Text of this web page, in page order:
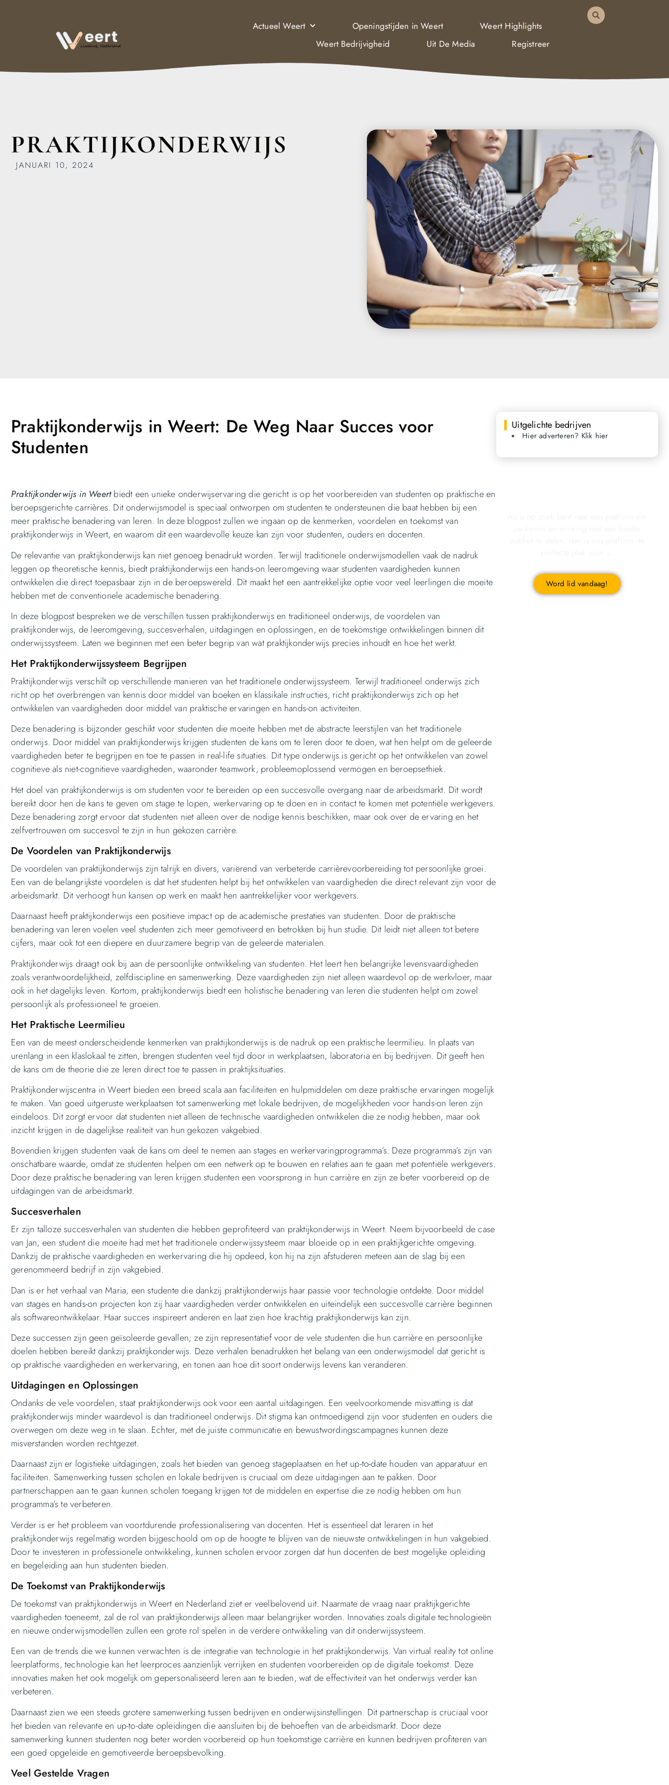
Actueel Weert Openingstijden in Weert
Weert Highlights
Weert Bedrijvigheid
Uit De Media Registreer
PRAKTIJKONDERWIJS
JANUARI 10, 2024
Praktijkonderwijs in Weert: De Weg Naar Succes voor
Studenten
Praktijkonderwijs in Weertbiedt een unieke onderwijservaring die gericht is op het voorbereiden van studenten op praktische en
beroepsgerichte carrières. Dit onderwijsmodel is speciaal ontworpen om studenten te ondersteunen die baat hebben bij een
meer praktische benadering van leren. In deze blogpost zullen we ingaan op de kenmerken, voordelen en toekomst van
praktijkonderwijs in Weert, en waarom dit een waardevolle keuze kan zijn voor studenten, ouders en docenten.
De relevantie van praktijkonderwijs kan niet genoeg benadrukt worden. Terwijl traditionele onderwijsmodellen vaak de nadruk
leggen op theoretische kennis, biedt praktijkonderwijs een hands-on leeromgeving waar studenten vaardigheden kunnen
ontwikkelen die direct toepasbaar zijn in de beroepswereld. Dit maakt het een aantrekkelijke optie voor veel leerlingen die moeite
hebben met de conventionele academische benadering.
In deze blogpost bespreken we de verschillen tussen praktijkonderwijs en traditioneel onderwijs, de voordelen van
praktijkonderwijs, de leeromgeving, succesverhalen, uitdagingen en oplossingen, en de toekomstige ontwikkelingen binnen dit
onderwijssysteem. Laten we beginnen met een beter begrip van wat praktijkonderwijs precies inhoudt en hoe het werkt.
Het Praktijkonderwijssysteem Begrijpen
Praktijkonderwijs verschilt op verschillende manieren van het traditionele onderwijssysteem. Terwijl traditioneel onderwijs zich
richt op het overbrengen van kennis door middel van boeken en klassikale instructies, richt praktijkonderwijs zich op het
ontwikkelen van vaardigheden door middel van praktische ervaringen en hands-on activiteiten.
Deze benadering is bijzonder geschikt voor studenten die moeite hebben met de abstracte leerstijlen van het traditionele
onderwijs. Door middel van praktijkonderwijs krijgen studenten de kans om te leren door te doen, wat hen helpt om de geleerde
vaardigheden beter te begrijpen en toe te passen in real-life situaties. Dit type onderwijs is gericht op het ontwikkelen van zowel
cognitieve als niet-cognitieve vaardigheden, waaronder teamwork, probleemoplossend vermogen en beroepsethiek.
Het doel van praktijkonderwijs is om studenten voor te bereiden op een succesvolle overgang naar de arbeidsmarkt. Dit wordt
bereikt door hen de kans te geven om stage te lopen, werkervaring op te doen en in contact te komen met potentiële werkgevers.
Deze benadering zorgt ervoor dat studenten niet alleen over de nodige kennis beschikken, maar ook over de ervaring en het
zelfvertrouwen om succesvol te zijn in hun gekozen carrière.
De Voordelen van Praktijkonderwijs
De voordelen van praktijkonderwijs zijn talrijk en divers, variërend van verbeterde carrièrevoorbereiding tot persoonlijke groei.
Een van de belangrijkste voordelen is dat het studenten helpt bij het ontwikkelen van vaardigheden die direct relevant zijn voor de
arbeidsmarkt. Dit verhoogt hun kansen op werk en maakt hen aantrekkelijker voor werkgevers.
Daarnaast heeft praktijkonderwijs een positieve impact op de academische prestaties van studenten. Door de praktische
benadering van leren voelen veel studenten zich meer gemotiveerd en betrokken bij hun studie. Dit leidt niet alleen tot betere
cijfers, maar ook tot een diepere en duurzamere begrip van de geleerde materialen.
Praktijkonderwijs draagt ook bij aan de persoonlijke ontwikkeling van studenten. Het leert hen belangrijke levensvaardigheden
zoals verantwoordelijkheid, zelfdiscipline en samenwerking. Deze vaardigheden zijn niet alleen waardevol op de werkvloer, maar
ook in het dagelijks leven. Kortom, praktijkonderwijs biedt een holistische benadering van leren die studenten helpt om zowel
persoonlijk als professioneel te groeien.
Het Praktische Leermilieu
Een van de meest onderscheidende kenmerken van praktijkonderwijs is de nadruk op een praktische leermilieu. In plaats van
urenlang in een klaslokaal te zitten, brengen studenten veel tijd door in werkplaatsen, laboratoria en bij bedrijven. Dit geeft hen
de kans om de theorie die ze leren direct toe te passen in praktijksituaties.
Praktijkonderwijscentra in Weert bieden een breed scala aan faciliteiten en hulpmiddelen om deze praktische ervaringen mogelijk
te maken. Van goed uitgeruste werkplaatsen tot samenwerking met lokale bedrijven, de mogelijkheden voor hands-on leren zijn
eindeloos. Dit zorgt ervoor dat studenten niet alleen de technische vaardigheden ontwikkelen die ze nodig hebben, maar ook
inzicht krijgen in de dagelijkse realiteit van hun gekozen vakgebied.
Bovendien krijgen studenten vaak de kans om deel te nemen aan stages en werkervaringprogramma’s. Deze programma’s zijn van
onschatbare waarde, omdat ze studenten helpen om een netwerk op te bouwen en relaties aan te gaan met potentiële werkgevers.
Door deze praktische benadering van leren krijgen studenten een voorsprong in hun carrière en zijn ze beter voorbereid op de
uitdagingen van de arbeidsmarkt.
Succesverhalen
Er zijn talloze succesverhalen van studenten die hebben geprofiteerd van praktijkonderwijs in Weert. Neem bijvoorbeeld de case
van Jan, een student die moeite had met het traditionele onderwijssysteem maar bloeide op in een praktijkgerichte omgeving.
Dankzij de praktische vaardigheden en werkervaring die hij opdeed, kon hij na zijn afstuderen meteen aan de slag bij een
gerenommeerd bedrijf in zijn vakgebied.
Dan is er het verhaal van Maria, een studente die dankzij praktijkonderwijs haar passie voor technologie ontdekte. Door middel
van stages en hands-on projecten kon zij haar vaardigheden verder ontwikkelen en uiteindelijk een succesvolle carrière beginnen
als softwareontwikkelaar. Haar succes inspireert anderen en laat zien hoe krachtig praktijkonderwijs kan zijn.
Deze successen zijn geen geïsoleerde gevallen; ze zijn representatief voor de vele studenten die hun carrière en persoonlijke
doelen hebben bereikt dankzij praktijkonderwijs. Deze verhalen benadrukken het belang van een onderwijsmodel dat gericht is
op praktische vaardigheden en werkervaring, en tonen aan hoe dit soort onderwijs levens kan veranderen.
Uitdagingen en Oplossingen
Ondanks de vele voordelen, staat praktijkonderwijs ook voor een aantal uitdagingen. Een veelvoorkomende misvatting is dat
praktijkonderwijs minder waardevol is dan traditioneel onderwijs. Dit stigma kan ontmoedigend zijn voor studenten en ouders die
overwegen om deze weg in te slaan. Echter, met de juiste communicatie en bewustwordingscampagnes kunnen deze
misverstanden worden rechtgezet.
Daarnaast zijn er logistieke uitdagingen, zoals het bieden van genoeg stageplaatsen en het up-to-date houden van apparatuur en
faciliteiten. Samenwerking tussen scholen en lokale bedrijven is cruciaal om deze uitdagingen aan te pakken. Door
partnerschappen aan te gaan kunnen scholen toegang krijgen tot de middelen en expertise die ze nodig hebben om hun
programma’s te verbeteren.
Verder is er het probleem van voortdurende professionalisering van docenten. Het is essentieel dat leraren in het
praktijkonderwijs regelmatig worden bijgeschoold om op de hoogte te blijven van de nieuwste ontwikkelingen in hun vakgebied.
Door te investeren in professionele ontwikkeling, kunnen scholen ervoor zorgen dat hun docenten de best mogelijke opleiding
en begeleiding aan hun studenten bieden.
De Toekomst van Praktijkonderwijs
De toekomst van praktijkonderwijs in Weert en Nederland ziet er veelbelovend uit. Naarmate de vraag naar praktijkgerichte
vaardigheden toeneemt, zal de rol van praktijkonderwijs alleen maar belangrijker worden. Innovaties zoals digitale technologieën
en nieuwe onderwijsmodellen zullen een grote rol spelen in de verdere ontwikkeling van dit onderwijssysteem.
Een van de trends die we kunnen verwachten is de integratie van technologie in het praktijkonderwijs. Van virtual reality tot online
leerplatforms, technologie kan het leerproces aanzienlijk verrijken en studenten voorbereiden op de digitale toekomst. Deze
innovaties maken het ook mogelijk om gepersonaliseerd leren aan te bieden, wat de effectiviteit van het onderwijs verder kan
verbeteren.
Daarnaast zien we een steeds grotere samenwerking tussen bedrijven en onderwijsinstellingen. Dit partnerschap is cruciaal voor
het bieden van relevante en up-to-date opleidingen die aansluiten bij de behoeften van de arbeidsmarkt. Door deze
samenwerking kunnen studenten nog beter worden voorbereid op hun toekomstige carrière en kunnen bedrijven profiteren van
een goed opgeleide en gemotiveerde beroepsbevolking.
Veel Gestelde Vragen
Uitgelichte bedrijven
Hier adverteren? Klik hier
Word lid vandaag!